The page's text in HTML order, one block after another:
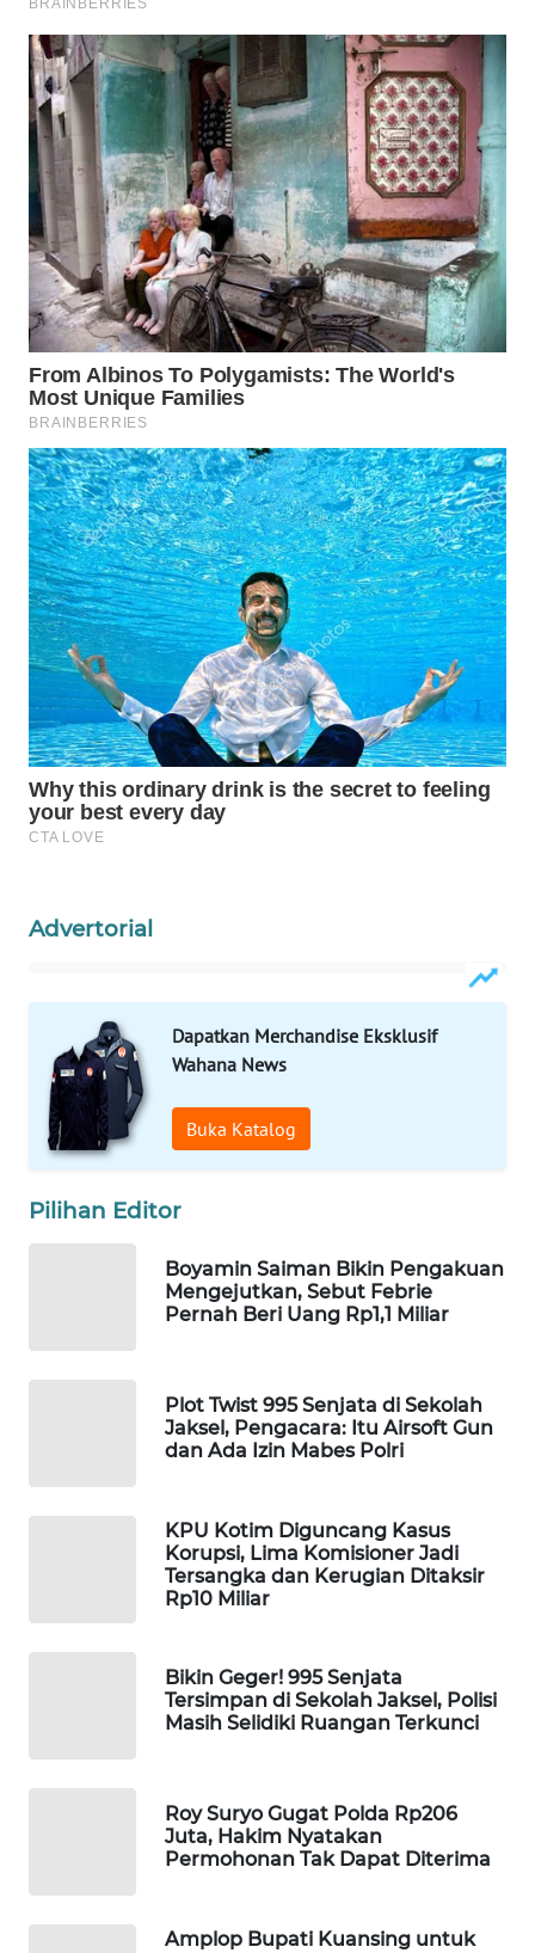
Advertorial
Dapatkan Merchandise Eksklusif
Wahana News
Buka Katalog
Pilihan Editor
Boyamin Saiman Bikin Pengakuan
Mengejutkan, Sebut Febrie
Pernah Beri Uang Rp1,1 Miliar
Plot Twist 995 Senjata di Sekolah
Jaksel, Pengacara: Itu Airsoft Gun
dan Ada Izin Mabes Polri
KPU Kotim Diguncang Kasus
Korupsi, Lima Komisioner Jadi
Tersangka dan Kerugian Ditaksir
Rp10 Miliar
Bikin Geger! 995 Senjata
Tersimpan di Sekolah Jaksel, Polisi
Masih Selidiki Ruangan Terkunci
Roy Suryo Gugat Polda Rp206
Juta, Hakim Nyatakan
Permohonan Tak Dapat Diterima
Amplop Bupati Kuansing untuk
TANI
WAHANA
ADVOKAT
WAHANA
INFRASTRUKTUR
WAHANA
KONSUMEN
WAHANA
LISTRIK
WAHANA
TRAVEL
WAHANA
TV
WAHANANEWS
ID
WAHANANEWS
CO ID
WAHANANEWS
NET
SPORT
WAHANA
UMKM
WAHANA
SELEB
PERSONA
WAHANA
HEALTH
WISATA
ID